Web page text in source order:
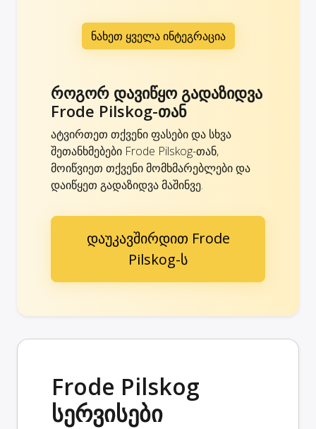
ნახეთ ყველა ინტეგრაცია
როგორ დავიწყო გადაზიდვა
Frode Pilskog-თან
ატვირთეთ თქვენი ფასები და სხვა
შეთანხმებები Frode Pilskog-თან,
მოიწვიეთ თქვენი მომხმარებლები და
დაიწყეთ გადაზიდვა მაშინვე.
დაუკავშირდით Frode
Pilskog-ს
Frode Pilskog
სერვისები